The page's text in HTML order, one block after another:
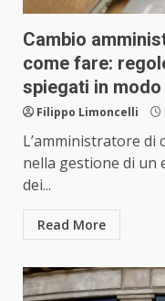
Cambio
come fare:
spiegati in
Filippo Limoncelli
L’amministratore di
nella gestione di un
dei...
Read More